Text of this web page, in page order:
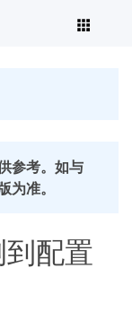
参考。如与
为准。
到配置